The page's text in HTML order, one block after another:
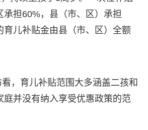
承担60%，县（市、区）承担
育儿补贴金由县（市、区）全额
，育儿补贴范围大多涵盖二孩和
庭并没有纳入享受优惠政策的范